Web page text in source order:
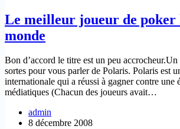
Le meilleur joueur de poker
monde
Bon d’accord le titre est un peu
sortes pour vous parler de Polaris. Polaris est
internationale qui a réussi à gagner contre une
médiatiques (Chacun des joueurs avait…
admin
8 décembre 2008